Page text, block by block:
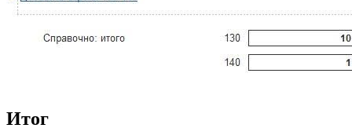
Итог